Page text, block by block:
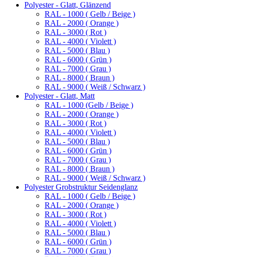
Polyester - Glatt, Glänzend
RAL - 1000 ( Gelb / Beige )
RAL - 2000 ( Orange )
RAL - 3000 ( Rot )
RAL - 4000 ( Violett )
RAL - 5000 ( Blau )
RAL - 6000 ( Grün )
RAL - 7000 ( Grau )
RAL - 8000 ( Braun )
RAL - 9000 ( Weiß / Schwarz )
Polyester - Glatt, Matt
RAL - 1000 (Gelb / Beige )
RAL - 2000 ( Orange )
RAL - 3000 ( Rot )
RAL - 4000 ( Violett )
RAL - 5000 ( Blau )
RAL - 6000 ( Grün )
RAL - 7000 ( Grau )
RAL - 8000 ( Braun )
RAL - 9000 ( Weiß / Schwarz )
Polyester Grobstruktur Seidenglanz
RAL - 1000 ( Gelb / Beige )
RAL - 2000 ( Orange )
RAL - 3000 ( Rot )
RAL - 4000 ( Violett )
RAL - 5000 ( Blau )
RAL - 6000 ( Grün )
RAL - 7000 ( Grau )